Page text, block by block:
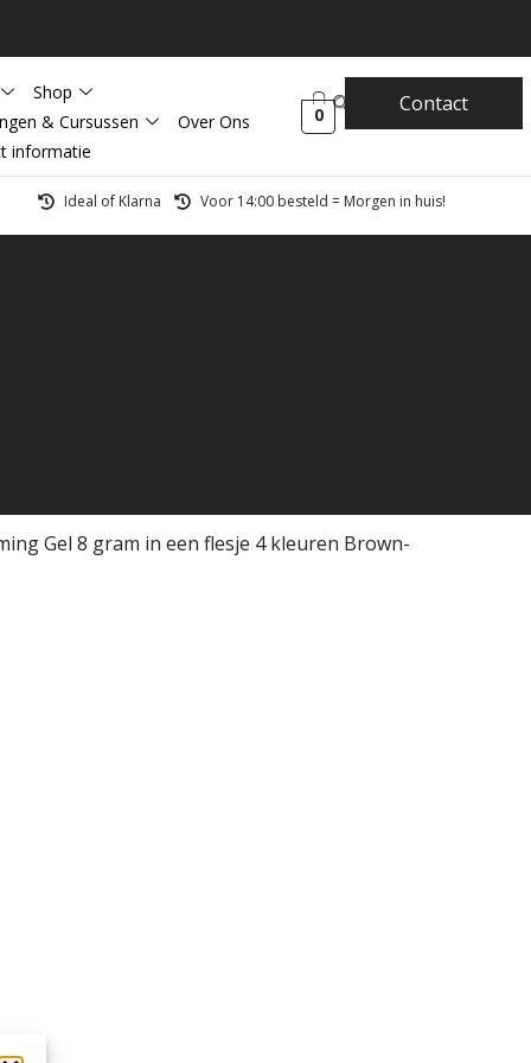
Shop
& Cursussen
Over Ons
informatie
0 Contact
Ideal of Klarna Voor 14:00 besteld = Morgen in huis!
Gel 8 gram in een flesje 4 kleuren Brown-